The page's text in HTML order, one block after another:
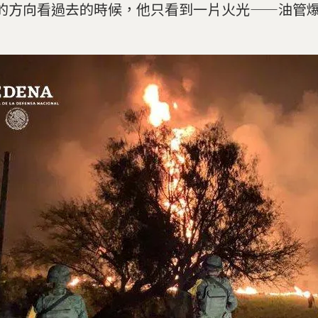
方向看過去的時候，他只看到一片火光——油管